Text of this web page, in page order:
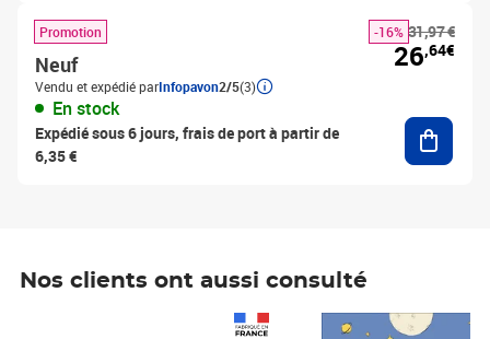
Promotion
Neuf
Vendu et expédié parInfopavon2/5(3)
En stock
Expédié sous 6 jours, frais de port à partir de
6,35 €
31,97 €
-16%
26,64€
Nos clients ont aussi consulté
Prix 7,50€